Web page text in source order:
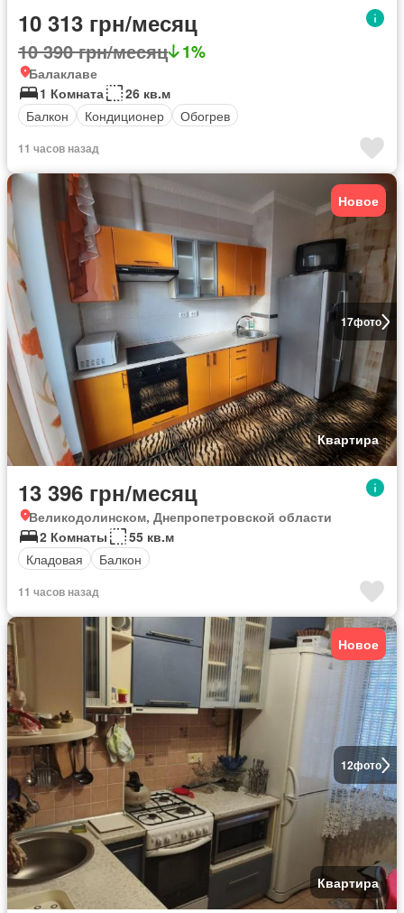
10 313 грн/месяц
10 390 грн/месяц 1%
Балаклаве
1 Комната
26 кв.м
Балкон
Кондиционер Обогрев
11 часов назад
17фото
Новое
Квартира
13 396 грн/месяц
Великодолинском, Днепропетровской области
2 Комнаты
55 кв.м
Кладовая
Балкон
11 часов назад
12фото
Новое
Квартира